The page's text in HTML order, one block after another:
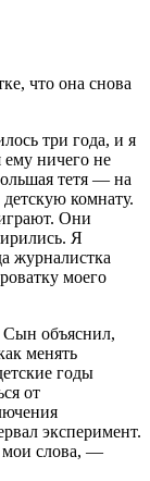
что она снова
три года, и я
ему ничего не
тетя — на
комнату.
Они
Я
журналистка
моего
Сын объяснил,
менять
годы
от
эксперимент.
мои слова, —